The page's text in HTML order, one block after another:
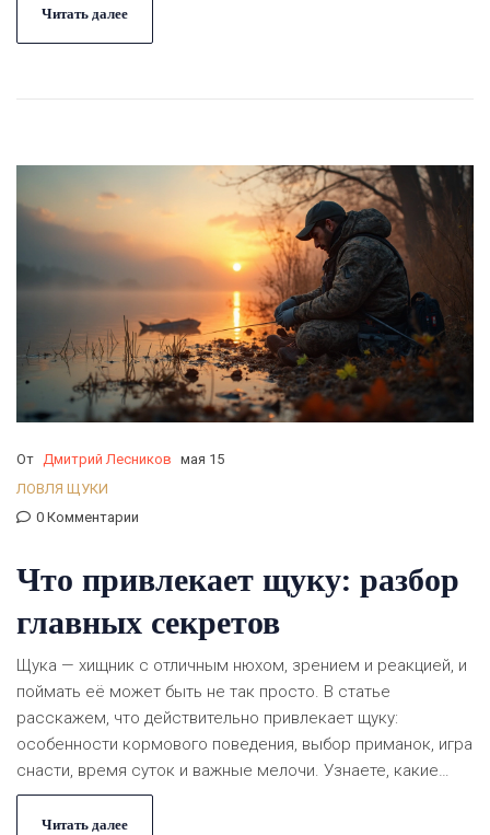
новичков, так и для опытных рыболовов. Всё изложено
простым и понятным языком.
Читать далее
От Дмитрий Лесников мая 15
ЛОВЛЯ ЩУКИ
0 Комментарии
Что привлекает щуку: разбор
главных секретов
Щука — хищник с отличным нюхом, зрением и реакцией, и
поймать её может быть не так просто. В статье
расскажем, что действительно привлекает щуку:
особенности кормового поведения, выбор приманок, игра
снасти, время суток и важные мелочи. Узнаете, какие
ошибки часто совершают рыбаки и на что щука реагирует
особенно остро. Статья поможет разобраться, как
Читать далее